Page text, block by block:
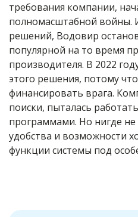
требования компании,
полномасштабной войны.
решений, Водовир
популярной на то время
производителя. В 2022
этого решения, потому
финансировать врага.
поиски, пыталась
программами. Но нигде
удобства и возможности
функции системы под